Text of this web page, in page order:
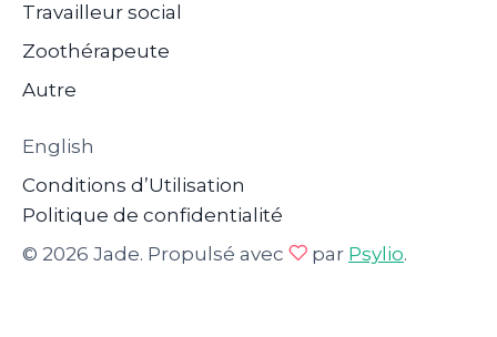
Travailleur social
Zoothérapeute
Autre
English
Conditions d’Utilisation
Politique de confidentialité
© 2026 Jade. Propulsé avec
par Psylio.